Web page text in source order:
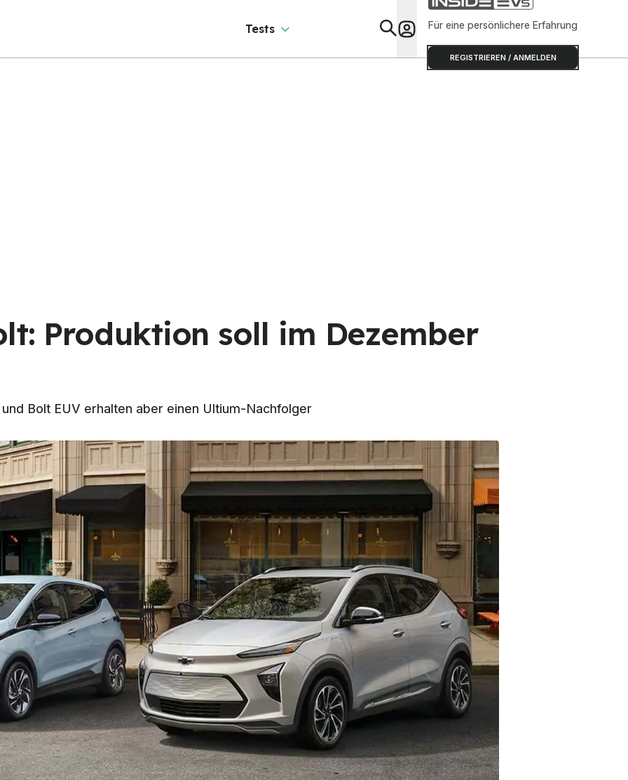
Tests Für eine persönlichere Erfahrung
REGISTRIEREN / ANMELDEN
Produktion soll im Dezember
Bolt EUV erhalten aber einen Ultium-Nachfolger